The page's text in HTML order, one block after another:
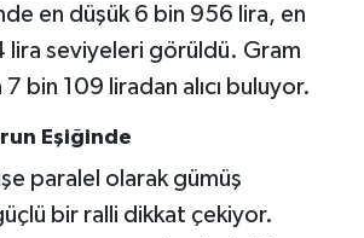
en düşük 6 bin 956 lira, en
lira seviyeleri görüldü. Gram
7 bin 109 liradan alıcı buluyor.
Eşiğinde
paralel olarak gümüş
bir ralli dikkat çekiyor.